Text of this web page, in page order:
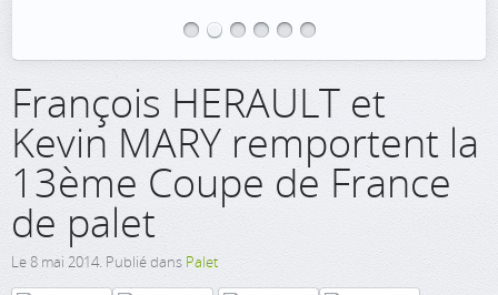
François HERAULT et
Kevin MARY remportent la
13ème Coupe de France
de palet
Le8 mai 2014. Publié dans Palet